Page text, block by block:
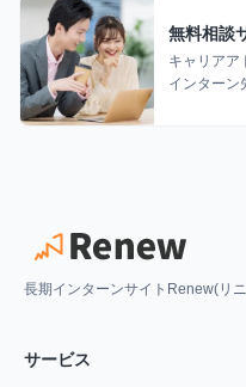
無料相談
キャリアア
インターン
長期インターンサイトRenew(リ
サービス